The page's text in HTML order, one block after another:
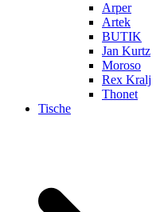
Arper
Artek
BUTIK
Jan Kurtz
Moroso
Rex Kralj
Thonet
Tische